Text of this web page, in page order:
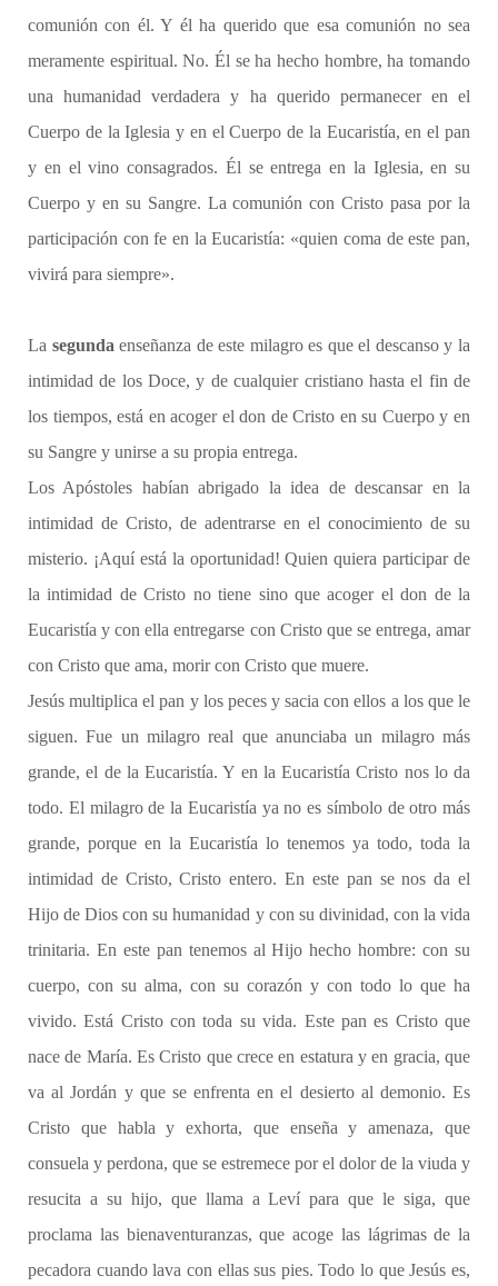
comunión con él. Y él ha querido que esa comunión no sea
meramente espiritual. No. Él se ha hecho hombre, ha tomando
una humanidad verdadera y ha querido permanecer en el
Cuerpo de la Iglesia y en el Cuerpo de la Eucaristía, en el pan
y en el vino consagrados. Él se entrega en la Iglesia, en su
Cuerpo y en su Sangre. La comunión con Cristo pasa por la
participación con fe en la Eucaristía: «quien coma de este pan,
vivirá para siempre».
La segunda enseñanza de este milagro es que el descanso y la
intimidad de los Doce, y de cualquier cristiano hasta el fin de
los tiempos, está en acoger el don de Cristo en su Cuerpo y en
su Sangre y unirse a su propia entrega.
Los Apóstoles habían abrigado la idea de descansar en la
intimidad de Cristo, de adentrarse en el conocimiento de su
misterio. ¡Aquí está la oportunidad! Quien quiera participar de
la intimidad de Cristo no tiene sino que acoger el don de la
Eucaristía y con ella entregarse con Cristo que se entrega, amar
con Cristo que ama, morir con Cristo que muere.
Jesús multiplica el pan y los peces y sacia con ellos a los que le
siguen. Fue un milagro real que anunciaba un milagro más
grande, el de la Eucaristía. Y en la Eucaristía Cristo nos lo da
todo. El milagro de la Eucaristía ya no es símbolo de otro más
grande, porque en la Eucaristía lo tenemos ya todo, toda la
intimidad de Cristo, Cristo entero. En este pan se nos da el
Hijo de Dios con su humanidad y con su divinidad, con la vida
trinitaria. En este pan tenemos al Hijo hecho hombre: con su
cuerpo, con su alma, con su corazón y con todo lo que ha
vivido. Está Cristo con toda su vida. Este pan es Cristo que
nace de María. Es Cristo que crece en estatura y en gracia, que
va al Jordán y que se enfrenta en el desierto al demonio. Es
Cristo que habla y exhorta, que enseña y amenaza, que
consuela y perdona, que se estremece por el dolor de la viuda y
resucita a su hijo, que llama a Leví para que le siga, que
proclama las bienaventuranzas, que acoge las lágrimas de la
pecadora cuando lava con ellas sus pies. Todo lo que Jesús es,